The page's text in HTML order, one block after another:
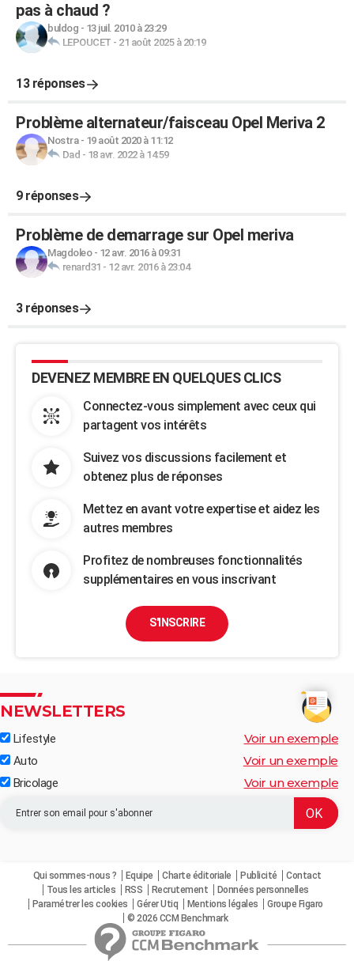
pas à chaud ?
buldog - 13 juil. 2010 à 23:29
LEPOUCET - 21 août 2025 à 20:19
13 réponses
Problème alternateur/faisceau Opel Meriva 2
Nostra- 19 août 2020 à 11:12
Dad - 18 avr. 2022 à 14:59
9 réponses
Problème de demarrage sur Opel meriva
Magdoleo- 12 avr. 2016 à 09:31
renard31 - 12 avr. 2016 à 23:04
3 réponses
DEVENEZ MEMBRE EN QUELQUES CLICS
Connectez-vous simplement avec ceux qui
partagent vos intérêts
Suivez vos discussions facilement et
obtenez plus de réponses
Mettez en avant votre expertise et aidez les
autres membres
Profitez de nombreuses fonctionnalités
supplémentaires en vous inscrivant
S'INSCRIRE
NEWSLETTERS
Lifestyle Voir un exemple
Auto Voir un exemple
Bricolage Voir un exemple
Qui sommes-nous ? Equipe Charte éditoriale Publicité
Contact
Tous les articles
RSS Recrutement
Données personnelles
Paramétrer les cookies
Gérer Utiq Mentions légales
Groupe Figaro
© 2026 CCM Benchmark